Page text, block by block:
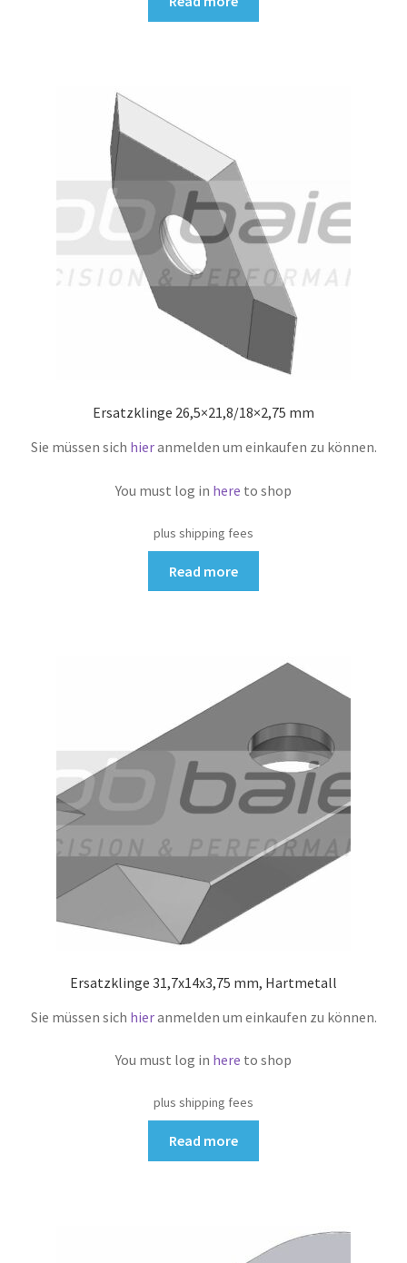
Ersatzklinge 26,5×21,8/18×2,75 mm
Sie müssen sich hieranmelden um einkaufen zu können.
You must log in here to shop
plus shipping fees
Read more
Ersatzklinge 31,7x14x3,75 mm, Hartmetall
Sie müssen sich hieranmelden um einkaufen zu können.
You must log in here to shop
plus shipping fees
Read more